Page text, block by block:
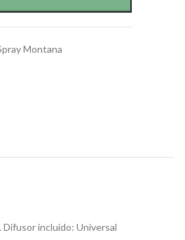
Montana
incluido: Universal